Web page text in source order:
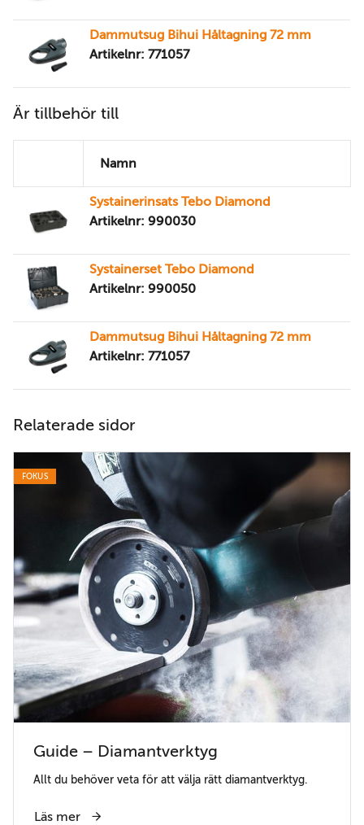
Dammutsug Bihui Håltagning 72 mm
Artikelnr: 771057
Är tillbehör till
Namn
Systainerinsats Tebo Diamond
Artikelnr: 990030
Systainerset Tebo Diamond
Artikelnr: 990050
Dammutsug Bihui Håltagning 72 mm
Artikelnr: 771057
Relaterade sidor
FOKUS
Guide – Diamantverktyg
Allt du behöver veta för att välja rätt diamantverktyg.
Läs mer